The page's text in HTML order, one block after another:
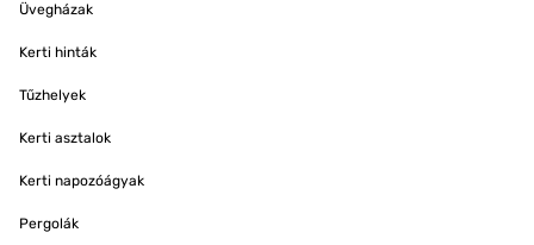
Üvegházak
Kerti hinták
Tűzhelyek
Kerti asztalok
Kerti napozóágyak
Pergolák